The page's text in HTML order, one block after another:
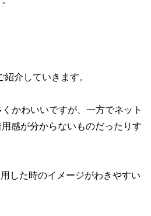
介していきます。
かわいいですが、一方でネット
感が分からないものだったりす
した時のイメージがわきやすい